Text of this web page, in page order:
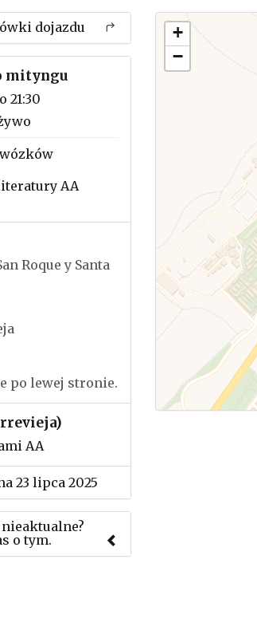
dojazdu
mityngu
21:30
AA
Roque y Santa
po lewej stronie.
AA
23 lipca 2025
o tym.
+
−